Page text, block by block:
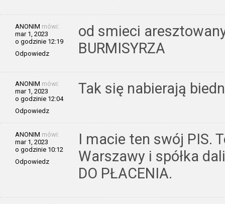
ANONIM mówi:
mar 1, 2023
o godzinie 12:19
Odpowiedz
od smieci
BURMISYRZA
ANONIM mówi:
mar 1, 2023
o godzinie 12:04
Odpowiedz
Tak się nabierają
ANONIM mówi:
mar 1, 2023
o godzinie 10:12
Odpowiedz
I macie ten swój PIS.
Warszawy i spółka
DO PŁACENIA.